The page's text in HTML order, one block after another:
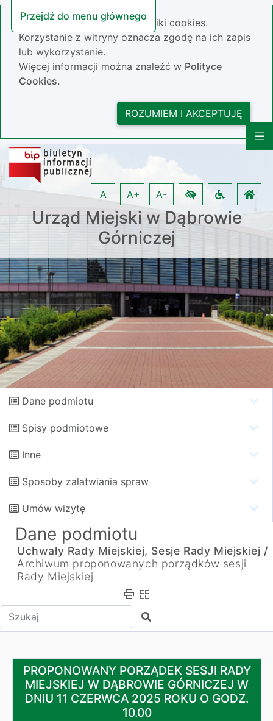
Przejdź do menu głównego
Nasza strona wykorzystuje pliki cookies.
Korzystanie z witryny oznacza zgodę na ich zapis
lub wykorzystanie.
Więcej informacji można znaleźć w Polityce
Cookies.
ROZUMIEM I AKCEPTUJĘ
Urząd Miejski w Dąbrowie
Górniczej
A A+ A-
Dane podmiotu
Spisy podmiotowe
Inne
Sposoby załatwiania spraw
Umów wizytę
Dane podmiotu
Uchwały Rady Miejskiej, Sesje Rady Miejskiej /
Archiwum proponowanych porządków sesji
Rady Miejskiej
Wpisz tekst do wyszukania Szukaj
PROPONOWANY PORZĄDEK SESJI RADY MIEJSKIEJ
PROPONOWANY PORZĄDEK SESJI RADY
MIEJSKIEJ W DĄBROWIE GÓRNICZEJ W
DNIU 11 CZERWCA 2025 ROKU O GODZ.
10.00